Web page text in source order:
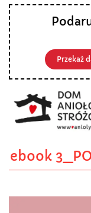
Przekaż
ebook